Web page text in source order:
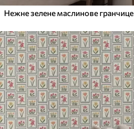
Нежне зелене маслинове гранчице